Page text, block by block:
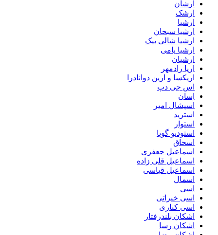
اَرشان
ارشک
ارشیا
ارشیا سبحان
ارشیا شالی بیک
ارشیا یامی
ارشیان
اریا رادمهر
اریکسا و ارین دوانادرا
اس جی دپ
اِسان
اسپشال امیر
استرید
استوار
استودیو گویا
اسحاق
اسماعیل جعفری
اسماعیل قلی زاده
اسماعیل قیاسی
اسمال
اسی
اسی خیراتی
اسی کناری
اشکان بلندرفتار
اشکان رسا